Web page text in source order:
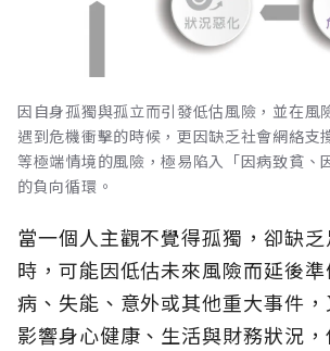
因自身孤獨與孤立而引發低估風險，並在風
遇到危機衝擊的時候，更因缺乏社會網絡支
等極端情境的風險，極易陷入「因病致貧、
的負向循環。
當一個人主觀不覺得孤獨，卻缺
時，可能因低估未來風險而延後
病、失能、意外或其他重大事件
影響身心健康、生活與財務狀況